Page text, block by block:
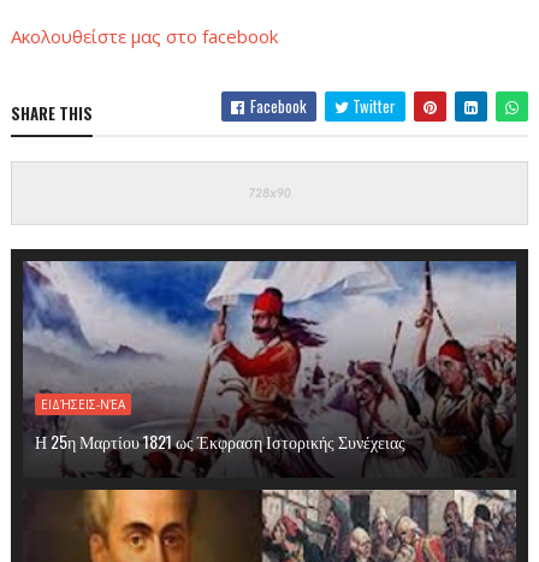
Ακολουθείστε μας στο facebook
SHARE THIS Facebook Twitter
ΕΙΔΉΣΕΙΣ-ΝΈΑ
Η 25η Μαρτίου 1821 ως Έκφραση Ιστορικής Συνέχειας